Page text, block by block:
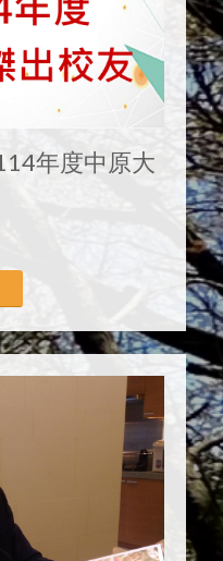
年度中原大